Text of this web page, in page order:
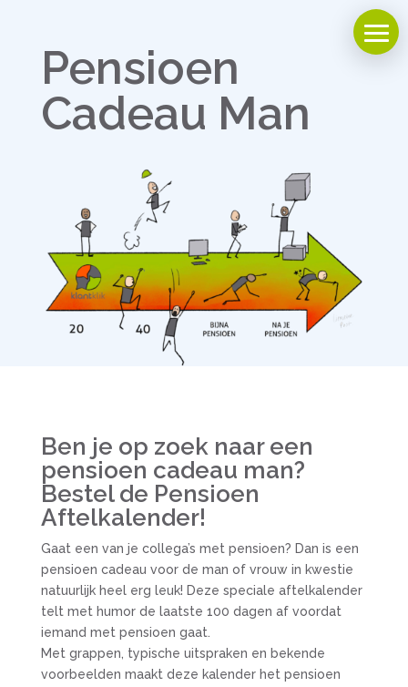
Pensioen
Cadeau Man
Ben je op zoek naar een
pensioen cadeau man?
Bestel de Pensioen
Aftelkalender!
Gaat een van je collega’s met pensioen? Dan is een
pensioen cadeau voor de man of vrouw in kwestie
natuurlijk heel erg leuk! Deze speciale aftelkalender
telt met humor de laatste 100 dagen af voordat
iemand met pensioen gaat.
Met grappen, typische uitspraken en bekende
voorbeelden maakt deze kalender het pensioen